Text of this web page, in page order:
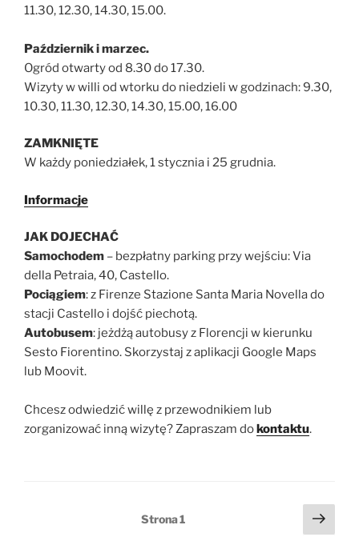
11.30, 12.30, 14.30, 15.00.
Październik i marzec.
Ogród otwarty od 8.30 do 17.30.
Wizyty w willi od wtorku do niedzieli w godzinach: 9.30,
10.30, 11.30, 12.30, 14.30, 15.00, 16.00
ZAMKNIĘTE
W każdy poniedziałek, 1 stycznia i 25 grudnia.
Informacje
JAK DOJECHAĆ
Samochodem – bezpłatny parking przy wejściu: Via
della Petraia, 40, Castello.
Pociągiem: z Firenze Stazione Santa Maria Novella do
stacji Castello i dojść piechotą.
Autobusem: jeżdżą autobusy z Florencji w kierunku
Sesto Fiorentino. Skorzystaj z aplikacji Google Maps
lub Moovit.
Chcesz odwiedzić willę z przewodnikiem lub
zorganizować inną wizytę? Zapraszam dokontaktu.
Strona1